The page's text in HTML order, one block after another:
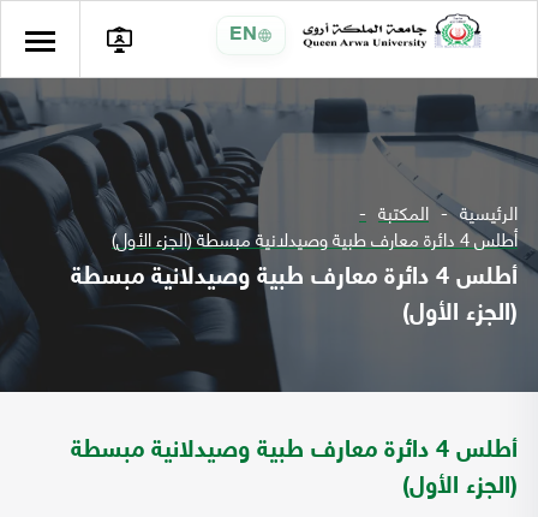
EN
الرئيسية المكتبة
أطلس 4 دائرة معارف طبية وصيدلانية مبسطة (الجزء الأول)
أطلس 4 دائرة معارف طبية وصيدلانية مبسطة
(الجزء الأول)
أطلس 4 دائرة معارف طبية وصيدلانية مبسطة
(الجزء الأول)